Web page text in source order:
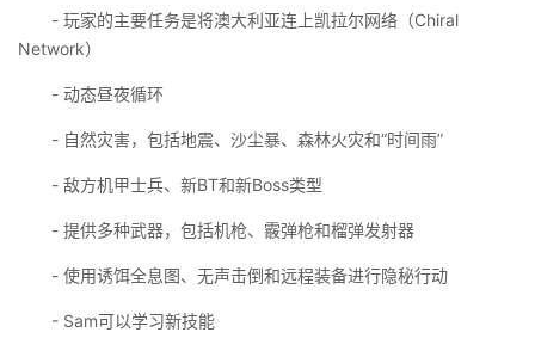
- 玩家的主要任务是将澳大利亚连上凯拉尔网络（Chiral
Network）
- 动态昼夜循环
- 自然灾害，包括地震、沙尘暴、森林火灾和“时间雨”
- 敌方机甲士兵、新BT和新Boss类型
- 提供多种武器，包括机枪、霰弹枪和榴弹发射器
- 使用诱饵全息图、无声击倒和远程装备进行隐秘行动
- Sam可以学习新技能